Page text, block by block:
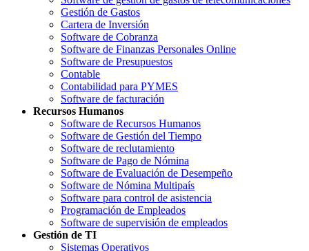
Gestión de Gastos
Cartera de Inversión
Software de Cobranza
Software de Finanzas Personales Online
Software de Presupuestos
Contable
Contabilidad para PYMES
Software de facturación
Recursos Humanos
Software de Recursos Humanos
Software de Gestión del Tiempo
Software de reclutamiento
Software de Pago de Nómina
Software de Evaluación de Desempeño
Software de Nómina Multipaís
Software para control de asistencia
Programación de Empleados
Software de supervisión de empleados
Gestión de TI
Sistemas Operativos